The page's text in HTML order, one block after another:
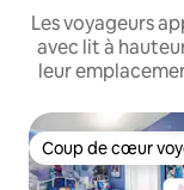
Les voyageurs
avec lit à
leur
Coup de cœur
Coup de cœur